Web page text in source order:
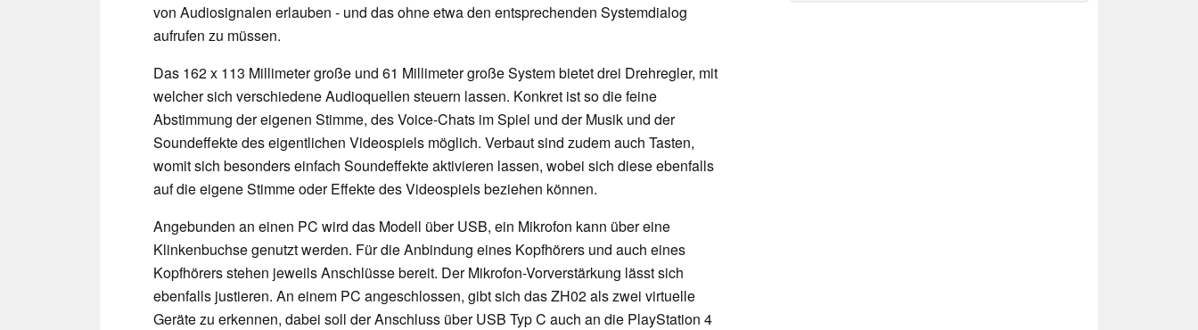
von Audiosignalen erlauben - und das ohne etwa den entsprechenden Systemdialog
aufrufen zu müssen.
Das 162 x 113 Millimeter große und 61 Millimeter große System bietet drei Drehregler, mit
welcher sich verschiedene Audioquellen steuern lassen. Konkret ist so die feine
Abstimmung der eigenen Stimme, des Voice-Chats im Spiel und der Musik und der
Soundeffekte des eigentlichen Videospiels möglich. Verbaut sind zudem auch Tasten,
womit sich besonders einfach Soundeffekte aktivieren lassen, wobei sich diese ebenfalls
auf die eigene Stimme oder Effekte des Videospiels beziehen können.
Angebunden an einen PC wird das Modell über USB, ein Mikrofon kann über eine
Klinkenbuchse genutzt werden. Für die Anbindung eines Kopfhörers und auch eines
Kopfhörers stehen jeweils Anschlüsse bereit. Der Mikrofon-Vorverstärkung lässt sich
ebenfalls justieren. An einem PC angeschlossen, gibt sich das ZH02 als zwei virtuelle
Geräte zu erkennen, dabei soll der Anschluss über USB Typ C auch an die PlayStation 4